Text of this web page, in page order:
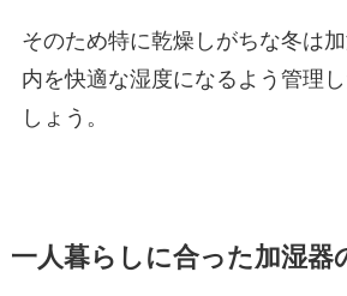
そのため特に乾燥しがちな冬は
内を快適な湿度になるよう管理
しょう。
一人暮らしに合った加湿器